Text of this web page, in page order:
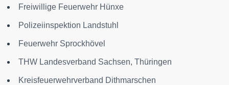
Freiwillige Feuerwehr Hünxe
Polizeiinspektion Landstuhl
Feuerwehr Sprockhövel
THW Landesverband Sachsen, Thüringen
Kreisfeuerwehrverband Dithmarschen